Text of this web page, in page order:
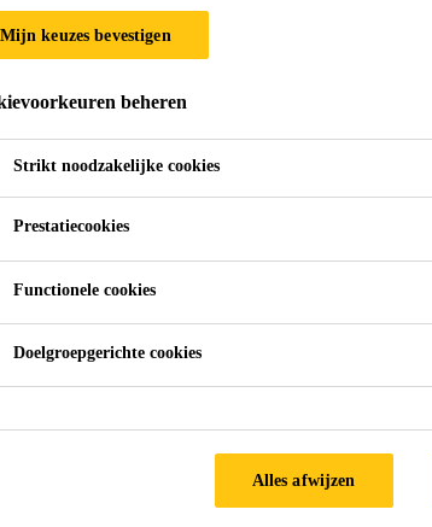
SikaFiber®
Microvezels van polypropyleen
SikaFiber® PPM-12 zijn 12 mm lange,
Veilig en gemakkelijk te gebruiken
Verbetert de duurzaamheid
Vermindert de neiging tot plastische-
TECHNISCHE FICHE
Mijn keuzes bevestigen
beheren
Strikt noodzakelijke cookies
Prestatiecookies
Functionele cookies
Doelgroepgerichte cookies
Alles afwijzen